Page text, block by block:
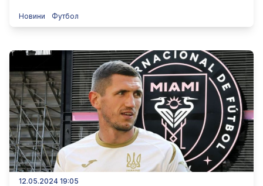
Новини Футбол
12.05.2024 19:05